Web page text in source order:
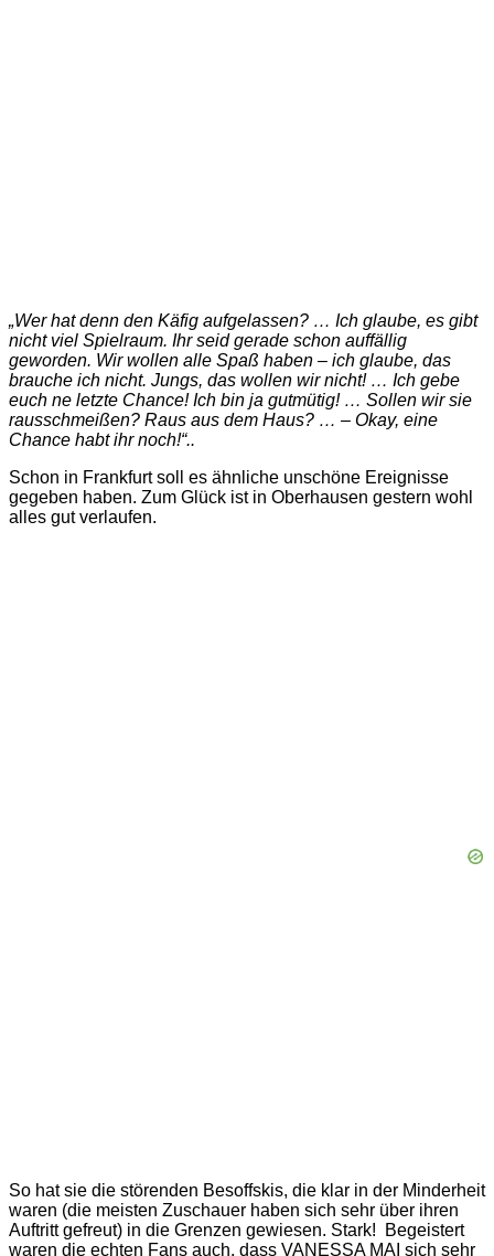
„Wer hat denn den Käfig aufgelassen? … Ich glaube, es gibt
nicht viel Spielraum. Ihr seid gerade schon auffällig
geworden. Wir wollen alle Spaß haben – ich glaube, das
brauche ich nicht. Jungs, das wollen wir nicht! … Ich gebe
euch ne letzte Chance! Ich bin ja gutmütig! … Sollen wir sie
rausschmeißen? Raus aus dem Haus? … – Okay, eine
Chance habt ihr noch!“..
Schon in Frankfurt soll es ähnliche unschöne Ereignisse
gegeben haben. Zum Glück ist in Oberhausen gestern wohl
alles gut verlaufen.
So hat sie die störenden Besoffskis, die klar in der Minderheit
waren (die meisten Zuschauer haben sich sehr über ihren
Auftritt gefreut) in die Grenzen gewiesen. Stark! Begeistert
waren die echten Fans auch, dass VANESSA MAI sich sehr